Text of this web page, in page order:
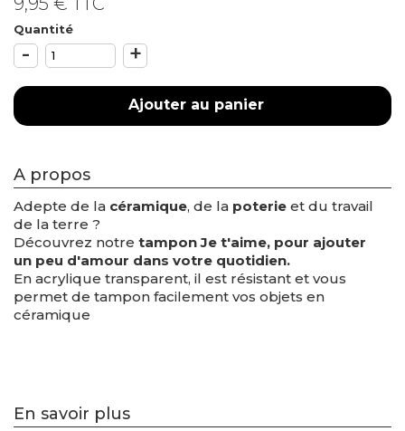
Quantité
- +
Ajouter au panier
A propos
Adepte de la céramique, de la poterie et du travail
de la terre ?
Découvrez notre tampon Je t'aime, pour ajouter
un peu d'amour dans votre quotidien.
En acrylique transparent, il est résistant et vous
permet de tampon facilement vos objets en
céramique
En savoir plus